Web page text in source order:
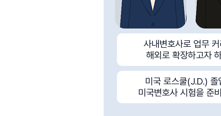
사내변호사로 업무
해외로 확장하고자
미국 로스쿨(J.D.) 졸
미국변호사 시험을 준